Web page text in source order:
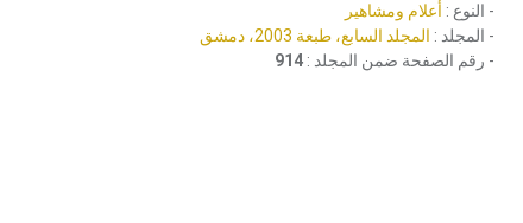
- النوع : أعلام ومشاهير
- المجلد : المجلد السابع، طبعة 2003، دمشق
- رقم الصفحة ضمن المجلد : 914